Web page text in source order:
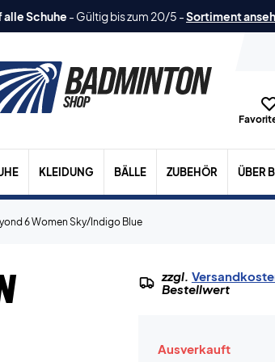
alle Schuhe - Gültig bis zum 20/5 -Sortiment
KLEIDUNG BÄLLE ZUBEHÖR ÜBER
6 Women Sky/Indigo Blue
zzgl.
Bestellwert
Ausverkauft